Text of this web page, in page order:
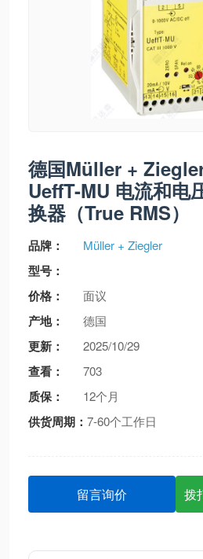
德国Müller +
UeffT-MU 电流和电
换器（True RMS）
品牌： Müller + Ziegler
型号：
价格：
面议
产地： 德国
更新： 2025/10/29
查看： 703
质保： 12个月
供货周期： 7-60个工作日
留言询价 拨